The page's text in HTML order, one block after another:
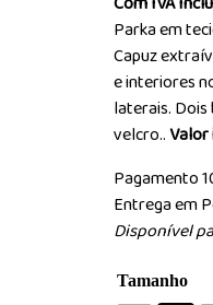
Parka em
Capuz
e interiores
laterais.
velcro..Valor
Pagamento
Entrega em
Disponível
Tamanho